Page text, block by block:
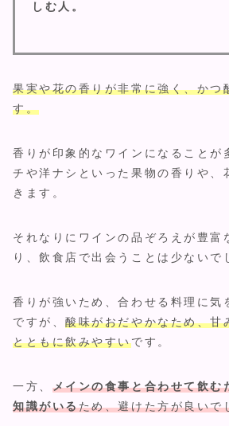
しむ人。
果実や花の香りが非常に強く、かつ
す。
香りが印象的なワインになることが
チや洋ナシといった果物の香りや、
きます。
それなりにワインの品ぞろえが豊富
り、飲食店で出会うことは少ないで
香りが強いため、合わせる料理に気
ですが、酸味がおだやかなため、甘
とともに飲みやすいです。
一方、 メインの食事と合わせて飲む
知識がいるため、避けた方が良いで